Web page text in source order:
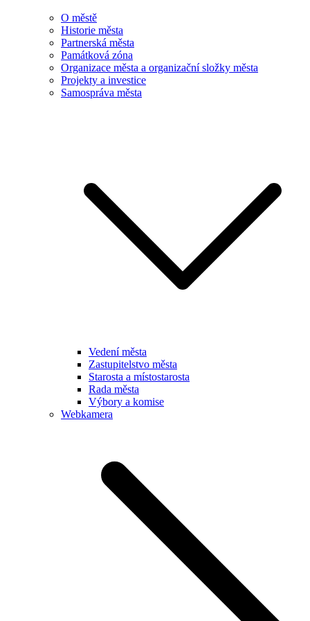
O městě
Historie města
Partnerská města
Památková zóna
Organizace města a organizační složky města
Projekty a investice
Samospráva města
Vedení města
Zastupitelstvo města
Starosta a místostarosta
Rada města
Výbory a komise
Webkamera